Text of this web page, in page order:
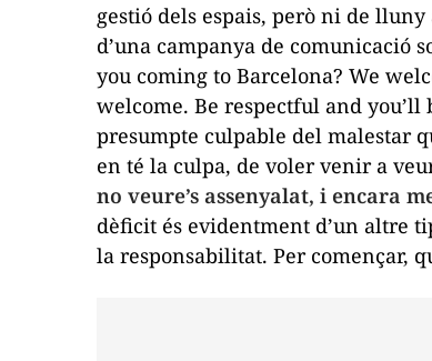
gestió dels espais, però ni de
d’una campanya de comunicació
you coming to Barcelona? We
welcome. Be respectful and you’ll
presumpte culpable del malestar
en té la culpa, de voler venir a
no veure’s assenyalat, i encara
dèficit és evidentment d’un altre
la responsabilitat. Per començar,